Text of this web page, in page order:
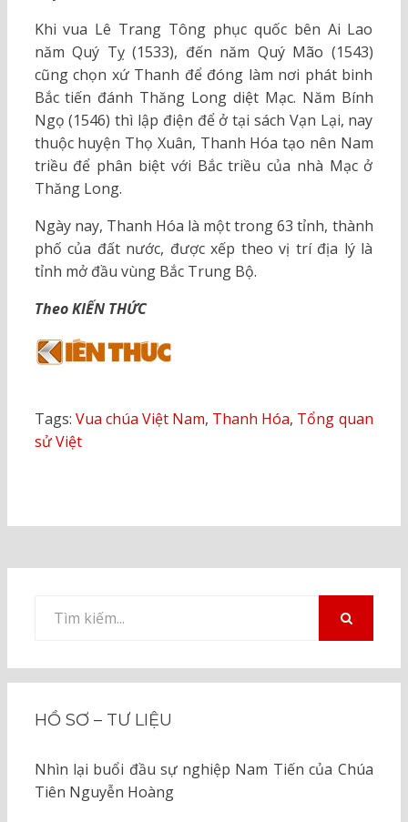
Khi vua Lê Trang Tông phục quốc bên Ai Lao
năm Quý Tỵ (1533), đến năm Quý Mão (1543)
cũng chọn xứ Thanh để đóng làm nơi phát binh
Bắc tiến đánh Thăng Long diệt Mạc. Năm Bính
Ngọ (1546) thì lập điện để ở tại sách Vạn Lại, nay
thuộc huyện Thọ Xuân, Thanh Hóa tạo nên Nam
triều để phân biệt với Bắc triều của nhà Mạc ở
Thăng Long.
Ngày nay, Thanh Hóa là một trong 63 tỉnh, thành
phố của đất nước, được xếp theo vị trí địa lý là
tỉnh mở đầu vùng Bắc Trung Bộ.
Theo KIẾN THỨC
Tags: Vua chúa Việt Nam, Thanh Hóa, Tổng quan
sử Việt
kiếm
HỒ SƠ – TƯ LIỆU
Nhìn lại buổi đầu sự nghiệp Nam Tiến của Chúa
Tiên Nguyễn Hoàng